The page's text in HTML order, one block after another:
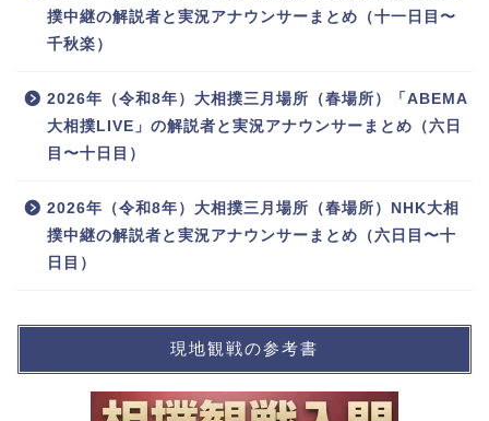
撲中継の解説者と実況アナウンサーまとめ（十一日目〜
千秋楽）
2026年（令和8年）大相撲三月場所（春場所）「ABEMA
大相撲LIVE」の解説者と実況アナウンサーまとめ（六日
目〜十日目）
2026年（令和8年）大相撲三月場所（春場所）NHK大相
撲中継の解説者と実況アナウンサーまとめ（六日目〜十
日目）
現地観戦の参考書